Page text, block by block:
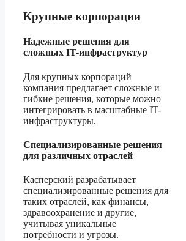
Крупные корпорации
Надежные решения для
сложных IT-инфраструктур
Для крупных корпораций
компания предлагает сложные и
гибкие решения, которые можно
интегрировать в масштабные IT-
инфраструктуры.
Специализированные решения
для различных отраслей
Касперский разрабатывает
специализированные решения для
таких отраслей, как финансы,
здравоохранение и другие,
учитывая уникальные
потребности и угрозы.